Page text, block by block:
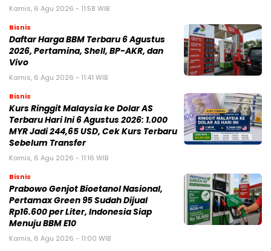
Kamis, 6 Agu 2026 - 11:58 WIB
Bisnis
Daftar Harga BBM Terbaru 6 Agustus
2026, Pertamina, Shell, BP-AKR, dan
Vivo
Kamis, 6 Agu 2026 - 11:41 WIB
Bisnis
Kurs Ringgit Malaysia ke Dolar AS
Terbaru Hari Ini 6 Agustus 2026: 1.000
MYR Jadi 244,65 USD, Cek Kurs Terbaru
Sebelum Transfer
Kamis, 6 Agu 2026 - 11:16 WIB
Bisnis
Prabowo Genjot Bioetanol Nasional,
Pertamax Green 95 Sudah Dijual
Rp16.600 per Liter, Indonesia Siap
Menuju BBM E10
Kamis, 6 Agu 2026 - 11:00 WIB